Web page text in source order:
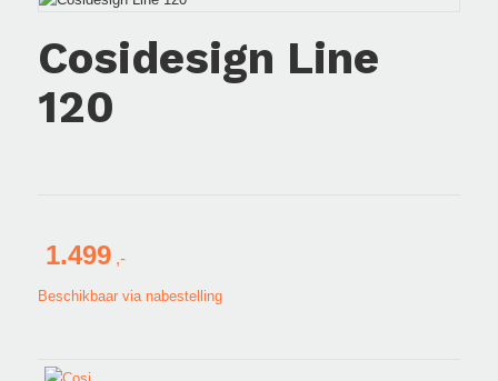
Cosidesign Line
120
1.499
Beschikbaar via nabestelling